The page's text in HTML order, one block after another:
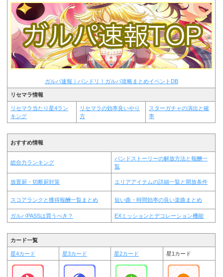
ガルパ速報｜バンドリ！ガルパ攻略まとめイベントDB
リセマラ情報
リセマラ当たり星4ラン
キング
リセマラの効率良いやり
方
スターガチャの演出と確
率
おすすめ情報
総合力ランキング
バンドストーリーの解放方法と報酬一
覧
放置厨・切断厨対策 エリアアイテムの詳細一覧と開放条件
スコアランクと獲得報酬一覧まとめ 短い曲・時間効率の良い楽曲まとめ
ガルパPASSは買うべき？ EXミッションとデコレーション機能
カード一覧
星4カード 星3カード 星2カード 星1カード